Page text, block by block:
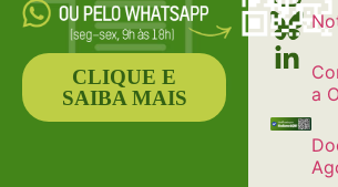
a
CLIQUE E
SAIBA MAIS